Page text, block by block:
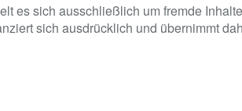
es sich ausschließlich um fremde
sich ausdrücklich und übernimmt